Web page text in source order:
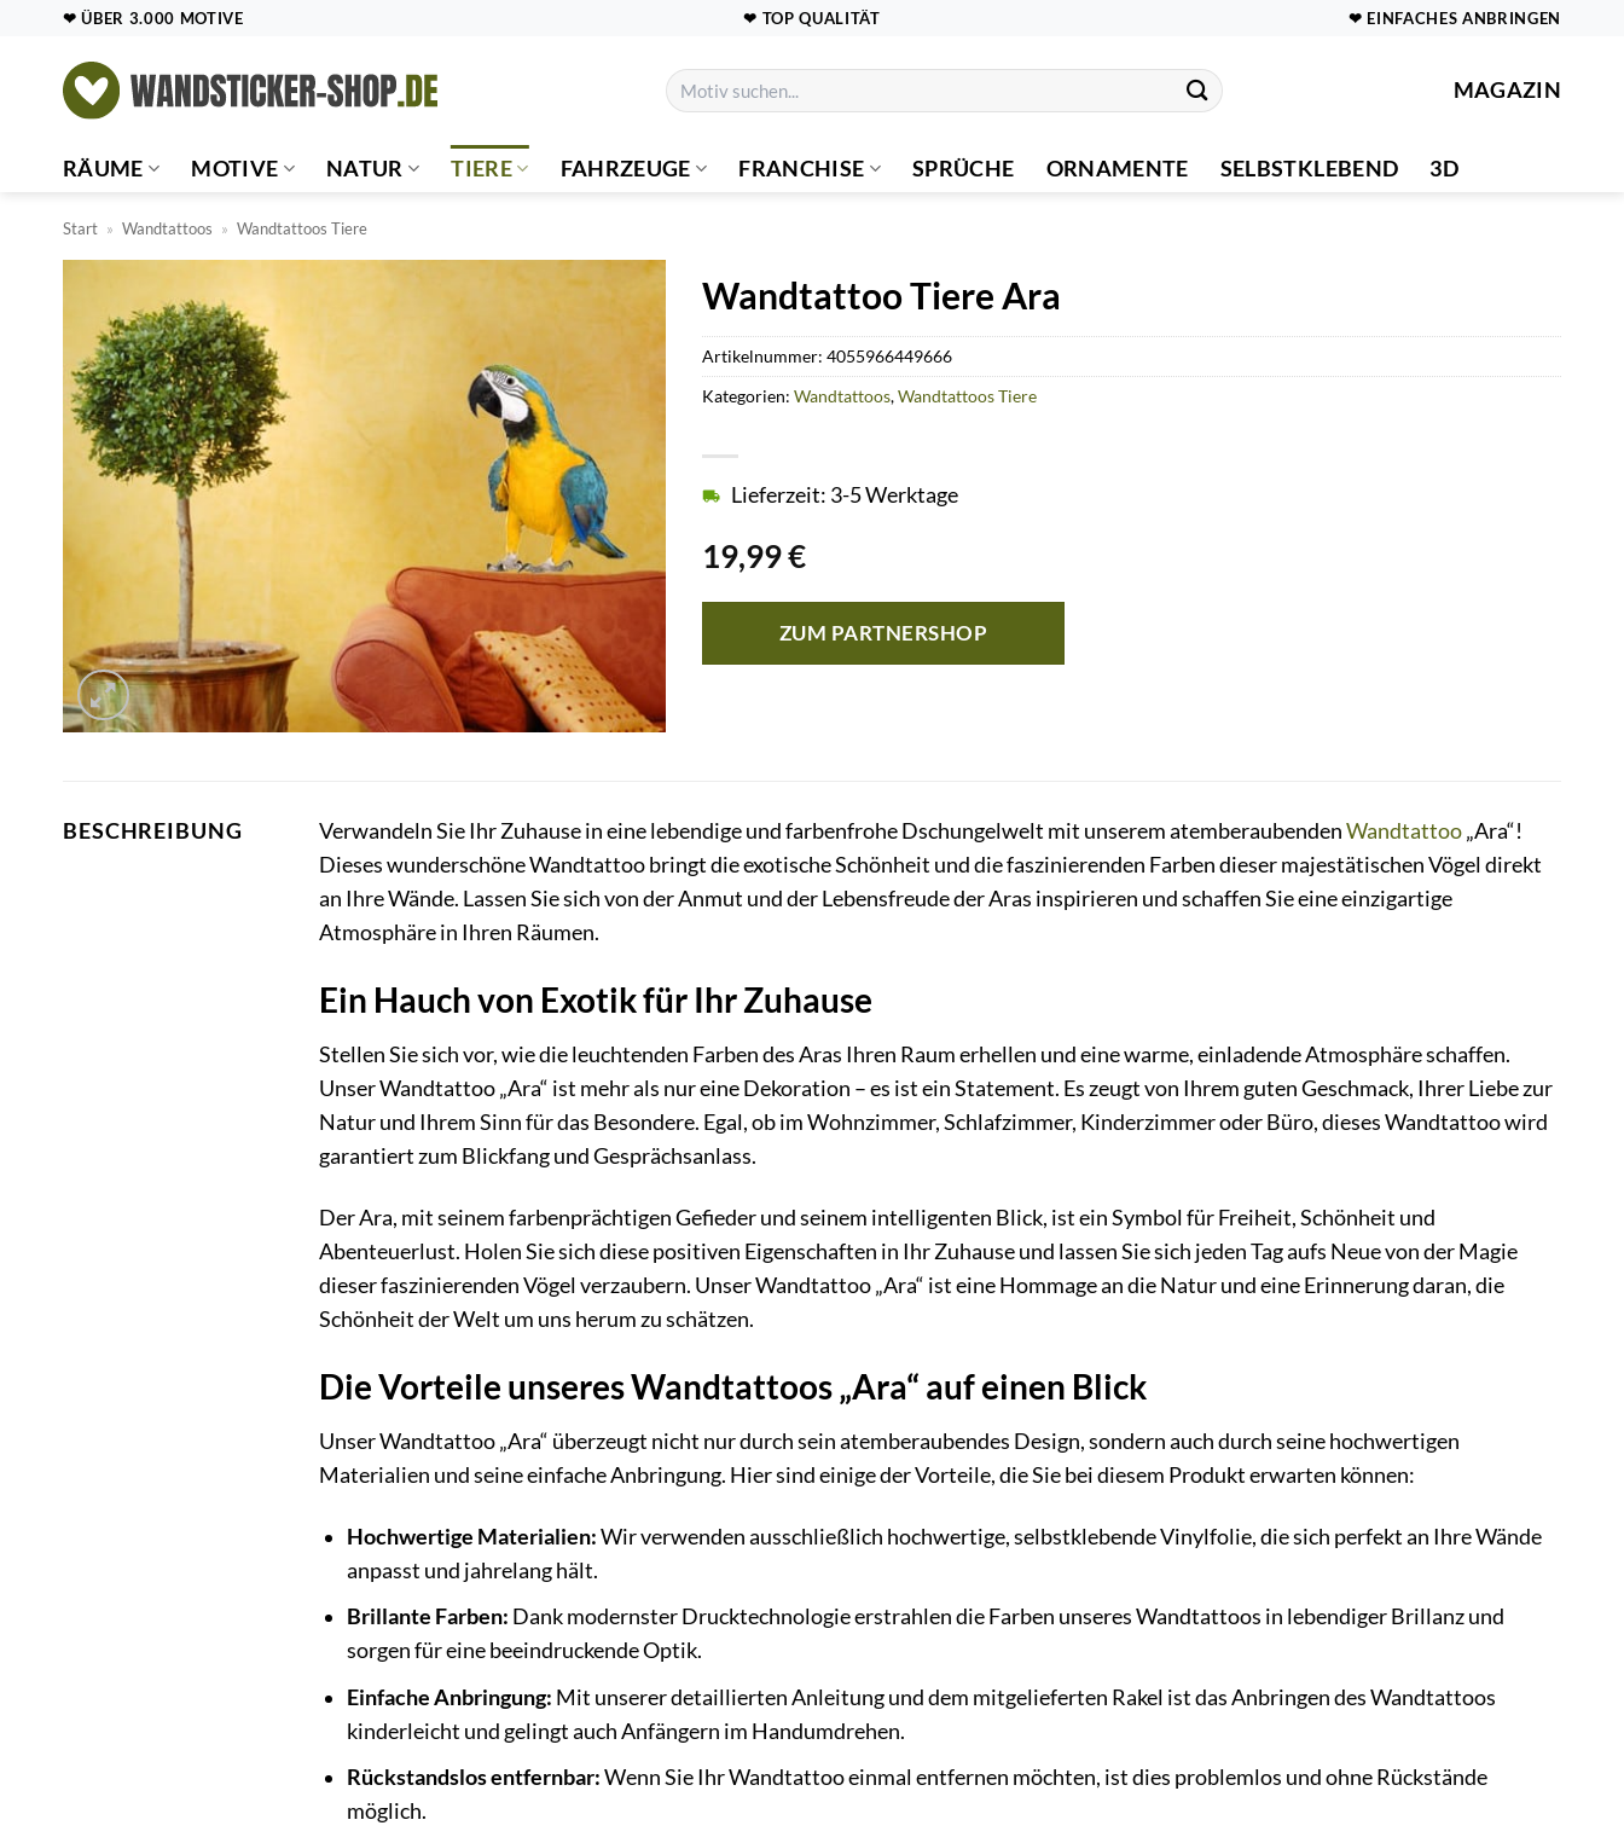
springen
❤ ÜBER 3.000 MOTIVE ❤ TOP QUALITÄT ❤ EINFACHES ANBRINGEN
Suchen
nach:
MAGAZIN
RÄUME MOTIVE NATUR TIERE FAHRZEUGE FRANCHISE SPRÜCHE ORNAMENTE SELBSTKLEBEND 3D
Start » Wandtattoos » Wandtattoos Tiere
Wandtattoo Tiere Ara
19,99€
Lieferzeit: 3-5 Werktage
ZUM PARTNERSHOP
Artikelnummer:4055966449666
Kategorien:Wandtattoos,Wandtattoos Tiere
BESCHREIBUNG Verwandeln Sie Ihr Zuhause in eine lebendige und farbenfrohe Dschungelwelt mit unserem atemberaubendenWandtattoo„Ara“!
Dieses wunderschöne Wandtattoo bringt die exotische Schönheit und die faszinierenden Farben dieser majestätischen Vögel direkt
an Ihre Wände. Lassen Sie sich von der Anmut und der Lebensfreude der Aras inspirieren und schaffen Sie eine einzigartige
Atmosphäre in Ihren Räumen.
Ein Hauch von Exotik für Ihr Zuhause
Stellen Sie sich vor, wie die leuchtenden Farben des Aras Ihren Raum erhellen und eine warme, einladende Atmosphäre schaffen.
Unser Wandtattoo „Ara“ ist mehr als nur eine Dekoration – es ist ein Statement. Es zeugt von Ihrem guten Geschmack, Ihrer Liebe zur
Natur und Ihrem Sinn für das Besondere. Egal, ob im Wohnzimmer, Schlafzimmer, Kinderzimmer oder Büro, dieses Wandtattoo wird
garantiert zum Blickfang und Gesprächsanlass.
Der Ara, mit seinem farbenprächtigen Gefieder und seinem intelligenten Blick, ist ein Symbol für Freiheit, Schönheit und
Abenteuerlust. Holen Sie sich diese positiven Eigenschaften in Ihr Zuhause und lassen Sie sich jeden Tag aufs Neue von der Magie
dieser faszinierenden Vögel verzaubern. Unser Wandtattoo „Ara“ ist eine Hommage an die Natur und eine Erinnerung daran, die
Schönheit der Welt um uns herum zu schätzen.
Die Vorteile unseres Wandtattoos „Ara“ auf einen Blick
Unser Wandtattoo „Ara“ überzeugt nicht nur durch sein atemberaubendes Design, sondern auch durch seine hochwertigen
Materialien und seine einfache Anbringung. Hier sind einige der Vorteile, die Sie bei diesem Produkt erwarten können:
Hochwertige Materialien:Wir verwenden ausschließlich hochwertige, selbstklebende Vinylfolie, die sich perfekt an Ihre Wände
anpasst und jahrelang hält.
Brillante Farben: Dank modernster Drucktechnologie erstrahlen die Farben unseres Wandtattoos in lebendiger Brillanz und
sorgen für eine beeindruckende Optik.
Einfache Anbringung: Mit unserer detaillierten Anleitung und dem mitgelieferten Rakel ist das Anbringen des Wandtattoos
kinderleicht und gelingt auch Anfängern im Handumdrehen.
Rückstandslos entfernbar:Wenn Sie Ihr Wandtattoo einmal entfernen möchten, ist dies problemlos und ohne Rückstände
möglich.